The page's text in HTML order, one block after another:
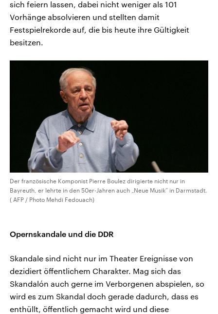
sich feiern lassen, dabei nicht weniger als 101
Vorhänge absolvieren und stellten damit
Festspielrekorde auf, die bis heute ihre Gültigkeit
besitzen.
Der französische Komponist Pierre Boulez dirigierte nicht nur in
Bayreuth, er lehrte in den 50er-Jahren auch „Neue Musik“ in Darmstadt.
( AFP / Photo Mehdi Fedouach)
Opernskandale und die DDR
Skandale sind nicht nur im Theater Ereignisse von
dezidiert öffentlichem Charakter. Mag sich das
Skandalón auch gerne im Verborgenen abspielen, so
wird es zum Skandal doch gerade dadurch, dass es
enthüllt, öffentlich gemacht wird und diese